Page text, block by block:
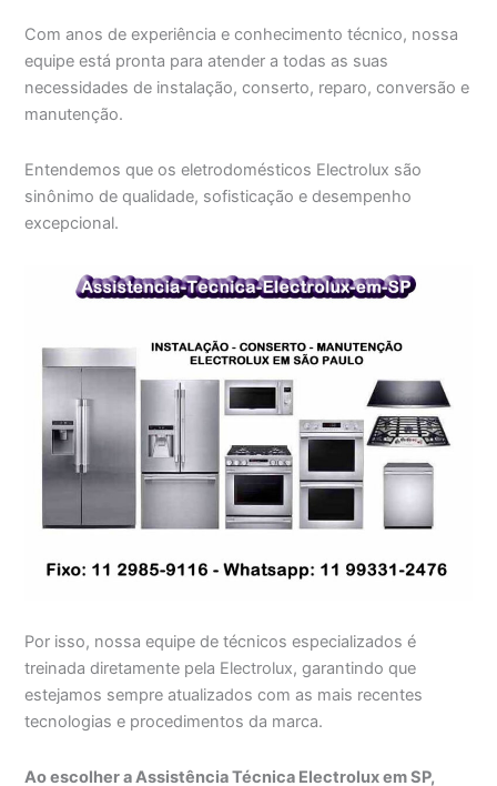
Com anos de experiência e conhecimento técnico, nossa
equipe está pronta para atender a todas as suas
necessidades de instalação, conserto, reparo, conversão e
manutenção.
Entendemos que os eletrodomésticos Electrolux são
sinônimo de qualidade, sofisticação e desempenho
excepcional.
Por isso, nossa equipe de técnicos especializados é
treinada diretamente pela Electrolux, garantindo que
estejamos sempre atualizados com as mais recentes
tecnologias e procedimentos da marca.
Ao escolher a Assistência Técnica Electrolux em SP,